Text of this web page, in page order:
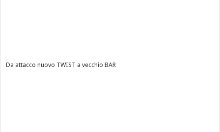
Da attacco nuovo TWIST a vecchio BAR